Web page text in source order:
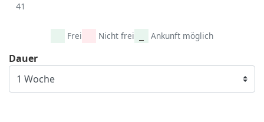
41
Frei Nicht frei Ankunft möglich
Dauer